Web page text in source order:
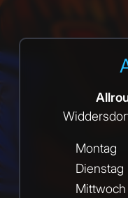
Montag
Dienstag
Mittwoch